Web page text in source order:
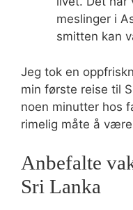
meslinger i
smitten kan
Jeg tok en
min første reise til
noen minutter hos
rimelig måte å
Anbefalte
Sri Lanka